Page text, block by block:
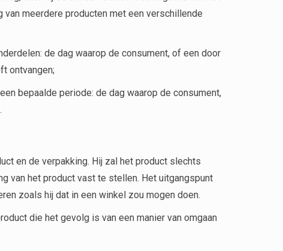
meerdere producten met een verschillende
de dag waarop de consument, of een door
ontvangen;
bepaalde periode: de dag waarop de consument,
en de verpakking. Hij zal het product slechts
van het product vast te stellen. Het uitgangspunt
zoals hij dat in een winkel zou mogen doen.
die het gevolg is van een manier van omgaan